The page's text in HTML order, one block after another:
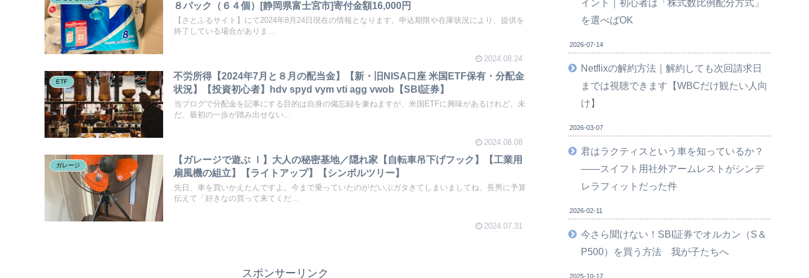
８パック（６４個）[静岡県富士宮市]寄付金額16,000円
【さとふるサイト】にて2024年8月24日現在の情報となります。申込期限や在庫状況により、提供を
終了している場合がありま...
2024.08.24
ETF
不労所得【2024年7月と８月の配当金】【新・旧NISA口座 米国ETF保有・分配金
状況】【投資初心者】hdv spyd vym vti agg vwob【SBI証券】
当ブログで分配金を記事にする目的は自身の備忘録を兼ねますが、米国ETFに興味があるけれど、未
だ、最初の一歩が踏み出せない...
2024.08.08
ガレージ
【ガレージで遊ぶ Ⅰ】大人の秘密基地／隠れ家【自転車吊下げフック】【工業用
扇風機の組立】【ライトアップ】【シンボルツリー】
先日、車を買いかえたんですよ。今まで乗っていたのがだいぶガタきてしまいましてね、長男に予算
伝えて「好きなの買って来てくだ...
2024.07.31
スポンサーリンク
イント｜初心者は「株式数比例配分方式」
を選べばOK
2026-07-14
Netflixの解約方法｜解約しても次回請求日
までは視聴できます【WBCだけ観たい人向
け】
2026-03-07
君はラクティスという車を知っているか？
――スイフト用社外アームレストがシンデ
レラフィットだった件
2026-02-11
今さら聞けない！SBI証券でオルカン（S＆
P500）を買う方法 我が子たちへ
2025-10-17